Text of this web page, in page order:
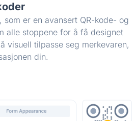
som er en avansert QR-kode- og
alle stoppene for å få designet
visuell tilpasse seg merkevaren,
din.